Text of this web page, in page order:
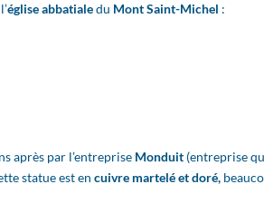
église abbatialedu Mont Saint-Michel :
après par l’entreprise Monduit (entreprise
statue est encuivre martelé et doré,